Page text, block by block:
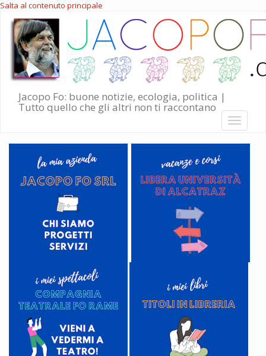
Salta al contenuto principale
Jacopo Fo: buone notizie, ecologia, politica |
Tutto quello che gli altri non ti raccontano
Toggle